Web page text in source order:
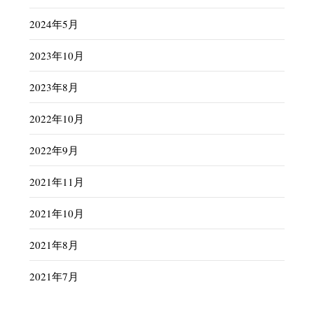
2024年5月
2023年10月
2023年8月
2022年10月
2022年9月
2021年11月
2021年10月
2021年8月
2021年7月